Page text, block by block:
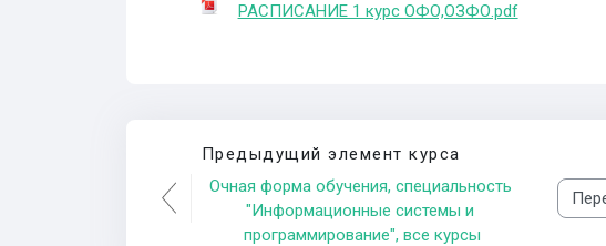
РАСПИСАНИЕ 1 курс ОФО,ОЗФО.pdf
Предыдущий элемент курса
Очная форма обучения, специальность
"Информационные системы и
программирование", все курсы
Перейти на...